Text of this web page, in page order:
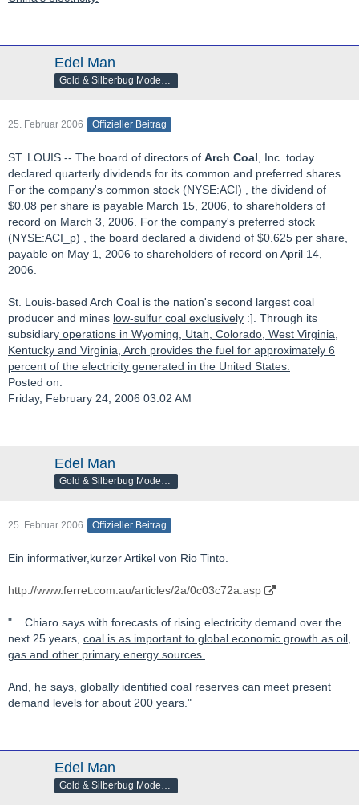
Edel Man
Gold & Silberbug Moderator
25. Februar 2006 Offizieller Beitrag
ST. LOUIS -- The board of directors of Arch Coal , Inc. today
declared quarterly dividends for its common and preferred shares.
For the company's common stock (NYSE:ACI) , the dividend of
$0.08 per share is payable March 15, 2006, to shareholders of
record on March 3, 2006. For the company's preferred stock
(NYSE:ACI_p) , the board declared a dividend of $0.625 per share,
payable on May 1, 2006 to shareholders of record on April 14,
2006.
St. Louis-based Arch Coal is the nation's second largest coal
producer and mines low-sulfur coal exclusively :]. Through its
subsidiary operations in Wyoming, Utah, Colorado, West Virginia,
Kentucky and Virginia, Arch provides the fuel for approximately 6
percent of the electricity generated in the United States.
Posted on:
Friday, February 24, 2006 03:02 AM
Edel Man
Gold & Silberbug Moderator
25. Februar 2006 Offizieller Beitrag
Ein informativer,kurzer Artikel von Rio Tinto.
http://www.ferret.com.au/articles/2a/0c03c72a.asp
"....Chiaro says with forecasts of rising electricity demand over the
next 25 years, coal is as important to global economic growth as oil,
gas and other primary energy sources.
And, he says, globally identified coal reserves can meet present
demand levels for about 200 years."
Edel Man
Gold & Silberbug Moderator